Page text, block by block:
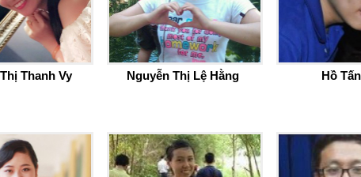
Thanh Vy Nguyễn Thị Lệ Hằng Hồ